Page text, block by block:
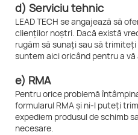
d) Serviciu tehnic
LEAD TECH se angajează să
clienților noștri. Dacă există
rugăm să sunați sau să
suntem aici oricând pentru a
e) RMA
Pentru orice problemă
formularul RMA și ni-l puteți
expediem produsul de schimb
necesare.